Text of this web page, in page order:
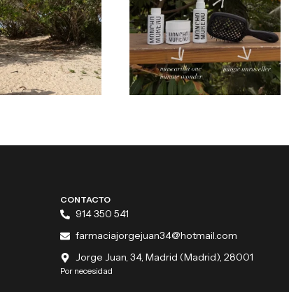
CONTACTO
914 350 541
farmaciajorgejuan34@hotmail.com
Jorge Juan, 34, Madrid (Madrid), 28001
Por necesidad